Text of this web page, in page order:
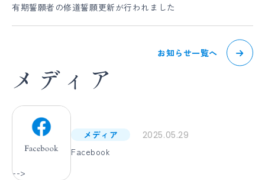
有期誓願者の修道誓願更新が行われました
お知らせ一覧へ
メディア
-->
メディア
2025.05.29
Facebook